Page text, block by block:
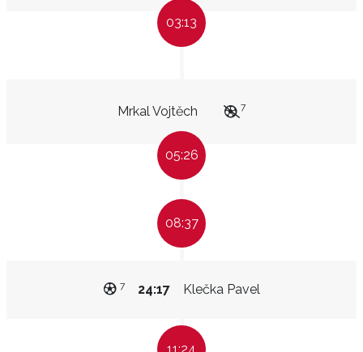
03:13
Mrkal Vojtěch 7
05:26
08:37
Klečka Pavel
24:17
7